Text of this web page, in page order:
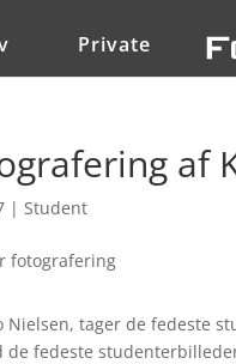
Private
af
|Student
Nielsen, tager de fedeste
fedeste